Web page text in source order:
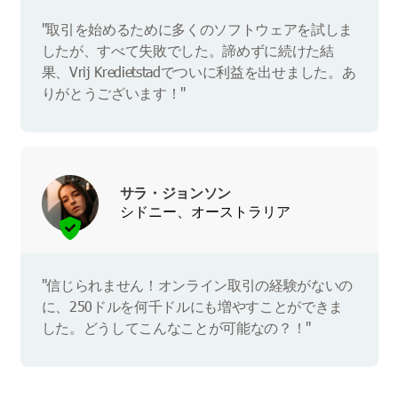
"取引を始めるために多くのソフトウェアを試しま
したが、すべて失敗でした。諦めずに続けた結
果、Vrij Kredietstadでついに利益を出せました。あ
りがとうございます！"
サラ・ジョンソン
シドニー、オーストラリア
"信じられません！オンライン取引の経験がないの
に、250ドルを何千ドルにも増やすことができま
した。どうしてこんなことが可能なの？！"